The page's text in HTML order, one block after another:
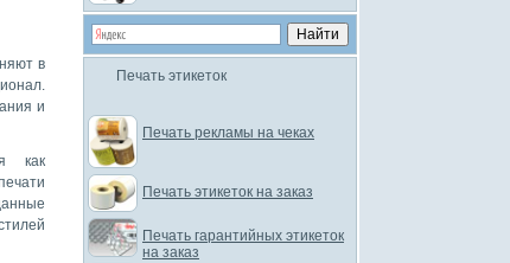
в
и
как
Печать этикеток
Печать рекламы на чеках
Печать этикеток на заказ
Печать гарантийных этикеток
на заказ